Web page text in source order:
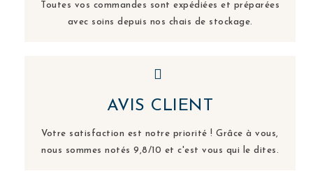
Toutes vos commandes sont expédiées et préparées
avec soins depuis nos chais de stockage.
AVIS CLIENT
Votre satisfaction est notre priorité ! Grâce à vous,
nous sommes notés 9,8/10 et c'est vous qui le dites.